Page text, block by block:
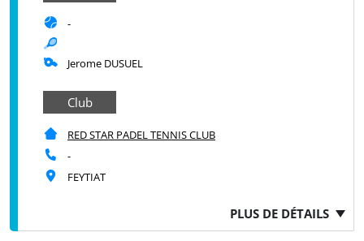
-
Jerome DUSUEL
Club
RED STAR PADEL TENNIS CLUB
-
FEYTIAT
PLUS DE DÉTAILS